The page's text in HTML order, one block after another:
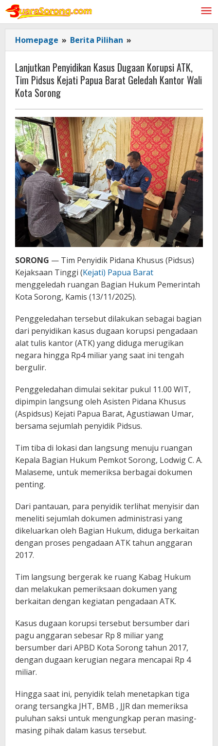
Lewati
konten
Homepage » Berita Pilihan »
Penyidikan
Kasus
Dugaan
Korupsi
Tim
Pidsus
Kejati
Papua
Barat
Geledah
Kantor
Wali
Kota
Sorong
Lanjutkan Penyidikan Kasus Dugaan Korupsi ATK,
Tim Pidsus Kejati Papua Barat Geledah Kantor Wali
Kota Sorong
SORONG — Tim Penyidik Pidana Khusus (Pidsus)
Kejaksaan Tinggi (Kejati) Papua Barat
menggeledah ruangan Bagian Hukum Pemerintah
Kota Sorong, Kamis (13/11/2025).
Penggeledahan tersebut dilakukan sebagai bagian
dari penyidikan kasus dugaan korupsi pengadaan
alat tulis kantor (ATK) yang diduga merugikan
negara hingga Rp4 miliar yang saat ini tengah
bergulir.
Penggeledahan dimulai sekitar pukul 11.00 WIT,
dipimpin langsung oleh Asisten Pidana Khusus
(Aspidsus) Kejati Papua Barat, Agustiawan Umar,
bersama sejumlah penyidik Pidsus.
Tim tiba di lokasi dan langsung menuju ruangan
Kepala Bagian Hukum Pemkot Sorong, Lodwig C. A.
Malaseme, untuk memeriksa berbagai dokumen
penting.
Dari pantauan, para penyidik terlihat menyisir dan
meneliti sejumlah dokumen administrasi yang
dikeluarkan oleh Bagian Hukum, diduga berkaitan
dengan proses pengadaan ATK tahun anggaran
2017.
Tim langsung bergerak ke ruang Kabag Hukum
dan melakukan pemeriksaan dokumen yang
berkaitan dengan kegiatan pengadaan ATK.
Kasus dugaan korupsi tersebut bersumber dari
pagu anggaran sebesar Rp 8 miliar yang
bersumber dari APBD Kota Sorong tahun 2017,
dengan dugaan kerugian negara mencapai Rp 4
miliar.
Hingga saat ini, penyidik telah menetapkan tiga
orang tersangka JHT, BMB , JJR dan memeriksa
puluhan saksi untuk mengungkap peran masing-
masing pihak dalam kasus tersebut.